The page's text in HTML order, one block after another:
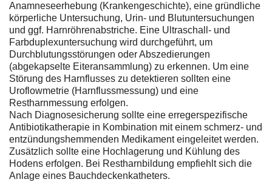
Anamneseerhebung (Krankengeschichte), eine gründliche
körperliche Untersuchung, Urin- und Blutuntersuchungen
und ggf. Harnröhrenabstriche. Eine Ultraschall- und
Farbduplexuntersuchung wird durchgeführt, um
Durchblutungsstörungen oder Abszedierungen
(abgekapselte Eiteransammlung) zu erkennen. Um eine
Störung des Harnflusses zu detektieren sollten eine
Uroflowmetrie (Harnflussmessung) und eine
Restharnmessung erfolgen.
Nach Diagnosesicherung sollte eine erregerspezifische
Antibiotikatherapie in Kombination mit einem schmerz- und
entzündungshemmenden Medikament eingeleitet werden.
Zusätzlich sollte eine Hochlagerung und Kühlung des
Hodens erfolgen. Bei Restharnbildung empfiehlt sich die
Anlage eines Bauchdeckenkatheters.